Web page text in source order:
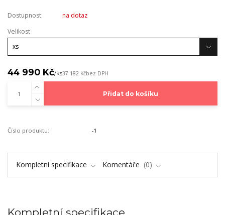
Dostupnost
na dotaz
Velikost
44 990 Kč/ks37 182 Kčbez DPH
Přidat do košíku
Číslo produktu: -1
Kompletní specifikace Komentáře 0
Kompletní specifikace